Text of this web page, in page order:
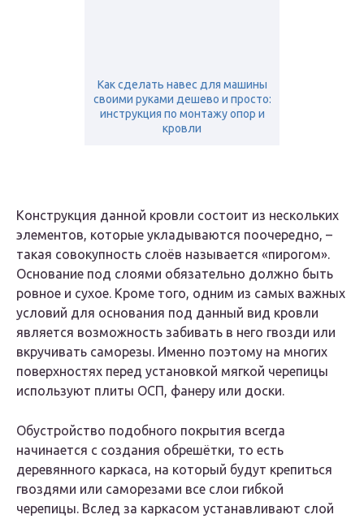
Как сделать навес для машины
своими руками дешево и просто:
инструкция по монтажу опор и
кровли
Конструкция данной кровли состоит из нескольких
элементов, которые укладываются поочередно, –
такая совокупность слоёв называется «пирогом».
Основание под слоями обязательно должно быть
ровное и сухое. Кроме того, одним из самых важных
условий для основания под данный вид кровли
является возможность забивать в него гвозди или
вкручивать саморезы. Именно поэтому на многих
поверхностях перед установкой мягкой черепицы
используют плиты ОСП, фанеру или доски.
Обустройство подобного покрытия всегда
начинается с создания обрешётки, то есть
деревянного каркаса, на который будут крепиться
гвоздями или саморезами все слои гибкой
черепицы. Вслед за каркасом устанавливают слой